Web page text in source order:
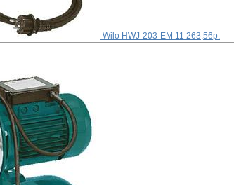
Wilo HWJ-203-EM 11 263,56р.